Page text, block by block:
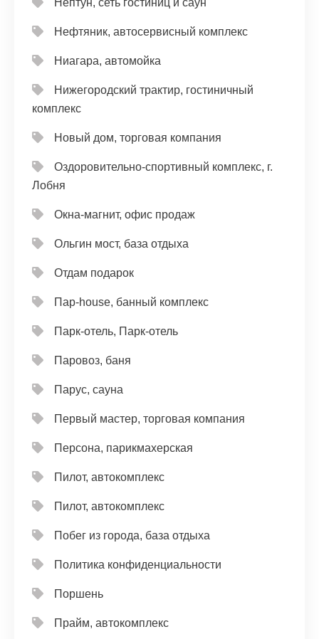
Нептун, сеть гостиниц и саун
Нефтяник, автосервисный комплекс
Ниагара, автомойка
Нижегородский трактир, гостиничный
комплекс
Новый дом, торговая компания
Оздоровительно-спортивный комплекс, г.
Лобня
Окна-магнит, офис продаж
Ольгин мост, база отдыха
Отдам подарок
Пар-house, банный комплекс
Парк-отель, Парк-отель
Паровоз, баня
Парус, сауна
Первый мастер, торговая компания
Персона, парикмахерская
Пилот, автокомплекс
Пилот, автокомплекс
Побег из города, база отдыха
Политика конфиденциальности
Поршень
Прайм, автокомплекс